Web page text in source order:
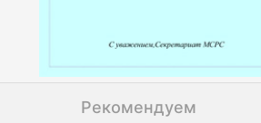
Рекомендуем